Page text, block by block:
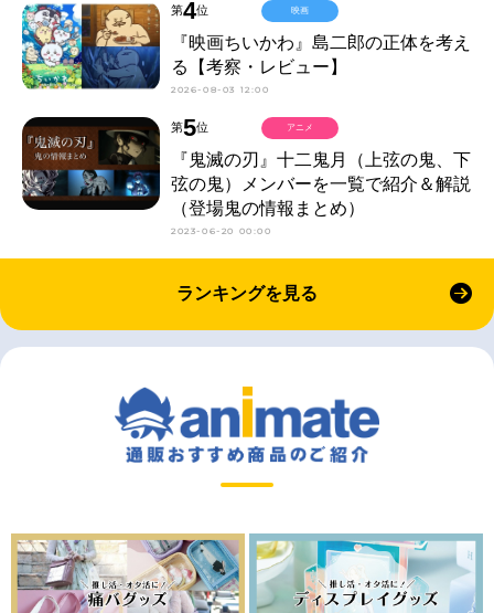
第4位
『映画ちいかわ』島二郎の正体を考え
る【考察・レビュー】
2026-08-03 12:00
映画
第5位
『鬼滅の刃』十二鬼月（上弦の鬼、下
弦の鬼）メンバーを一覧で紹介＆解説
（登場鬼の情報まとめ）
2023-06-20 00:00
アニメ
ランキングを見る